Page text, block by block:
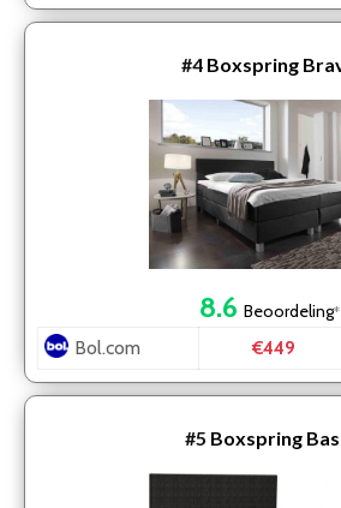
#4 Boxspring
8.6 Beoordeling*
Bol.com €449
#5 Boxspring